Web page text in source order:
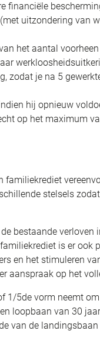
financiële
uitzondering van
het aantal voorheen
zodat je na 5
hij opnieuw
op het maximum
familiekrediet
stelsels
bestaande verloven
is er ook
en het stimuleren
aanspraak op het
1/5de vorm neemt
loopbaan van 30
van de